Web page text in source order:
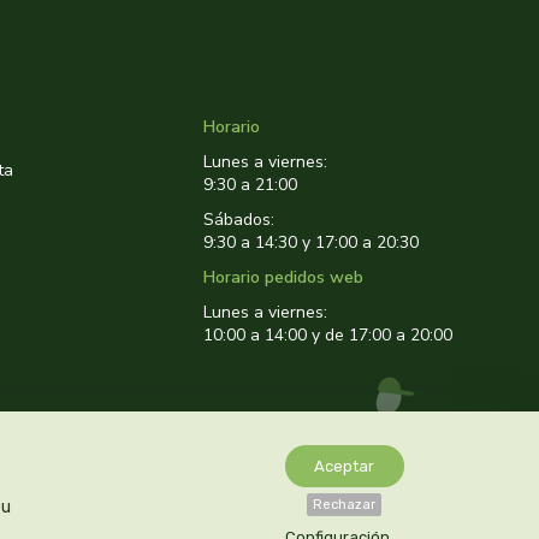
Aceptar
Rechazar
Horario
Lunes a viernes:
9:30 a 21:00
Sábados:
9:30 a 14:30 y 17:00 a 20:30
Horario pedidos web
Lunes a viernes:
10:00 a 14:00 y de 17:00 a 20:00